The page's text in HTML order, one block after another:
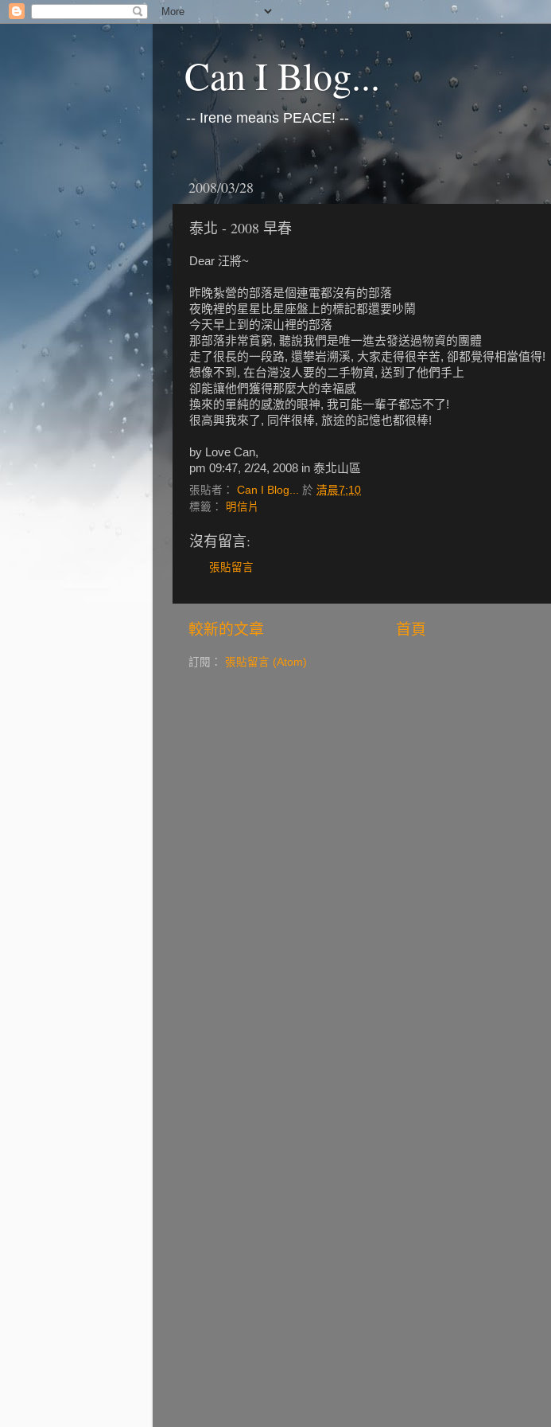
Can I Blog...
-- Irene means PEACE! --
2008/03/28
泰北 - 2008 早春
Dear 汪將~
昨晚紮營的部落是個連電都沒有的部落
夜晚裡的星星比星座盤上的標記都還要吵鬧
今天早上到的深山裡的部落
那部落非常貧窮, 聽說我們是唯一進去發送過物資的團體
走了很長的一段路, 還攀岩溯溪, 大家走得很辛苦, 卻都覺得相當值得!
想像不到, 在台灣沒人要的二手物資, 送到了他們手上
卻能讓他們獲得那麼大的幸福感
換來的單純的感激的眼神, 我可能一輩子都忘不了!
很高興我來了, 同伴很棒, 旅途的記憶也都很棒!
by Love Can,
pm 09:47, 2/24, 2008 in 泰北山區
張貼者： Can I Blog... 於 清晨7:10
標籤：
明信片
沒有留言:
張貼留言
較新的文章 首頁
訂閱： 張貼留言 (Atom)